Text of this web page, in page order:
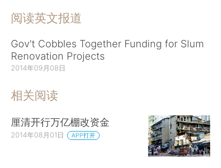
阅读英文报道
Gov't Cobbles Together Funding for Slum
Renovation Projects
2014年09月08日
相关阅读
厘清开行万亿棚改资金
2014年08月01日 APP打开